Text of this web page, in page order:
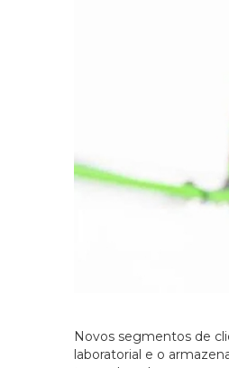
Novos segmentos de
laboratorial e o